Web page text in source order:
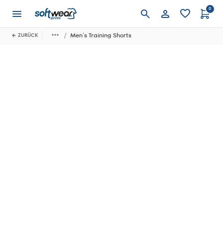
Anmelden
0
ZURÜCK Men´s Training Shorts